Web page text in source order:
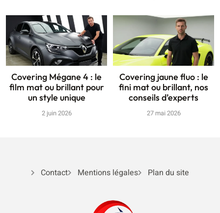
Covering Mégane 4 : le
film mat ou brillant pour
un style unique
2 juin 2026
Covering jaune fluo : le
fini mat ou brillant, nos
conseils d’experts
27 mai 2026
Contact Mentions légales Plan du site